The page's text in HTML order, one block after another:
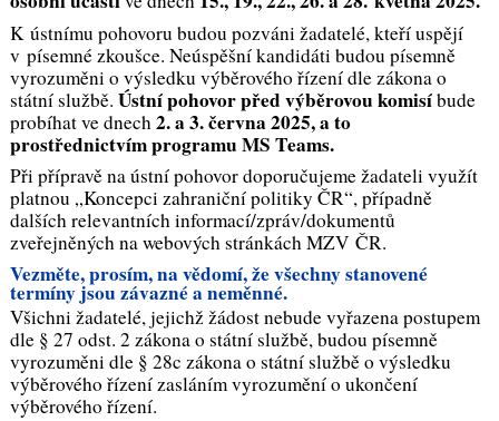
K ústnímu pohovoru budou pozváni žadatelé, kteří uspějí
v písemné zkoušce. Neúspěšní kandidáti budou písemně
vyrozuměni o výsledku výběrového řízení dle zákona o
státní službě. Ústní pohovor před výběrovou komisíbude
probíhat ve dnech2. a 3. června 2025, a to
prostřednictvím programu MS Teams.
Při přípravě na ústní pohovor doporučujeme žadateli využít
platnou „Koncepci zahraniční politiky ČR“, případně
dalších relevantních informací/zpráv/dokumentů
zveřejněných na webových stránkách MZV ČR.
Vezměte, prosím, na vědomí, že všechny stanovené
termíny jsou závazné a neměnné.
Všichni žadatelé, jejichž žádost nebude vyřazena postupem
dle § 27 odst. 2 zákona o státní službě, budou písemně
vyrozuměni dle § 28c zákona o státní službě o výsledku
výběrového řízení zasláním vyrozumění o ukončení
výběrového řízení.